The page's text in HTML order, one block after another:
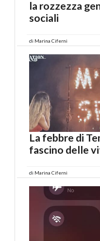
la rozzezza
sociali
di Marina Ciferni
La febbre di
fascino delle
di Marina Ciferni